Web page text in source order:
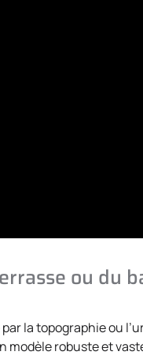
ou du
la topographie ou
robuste et